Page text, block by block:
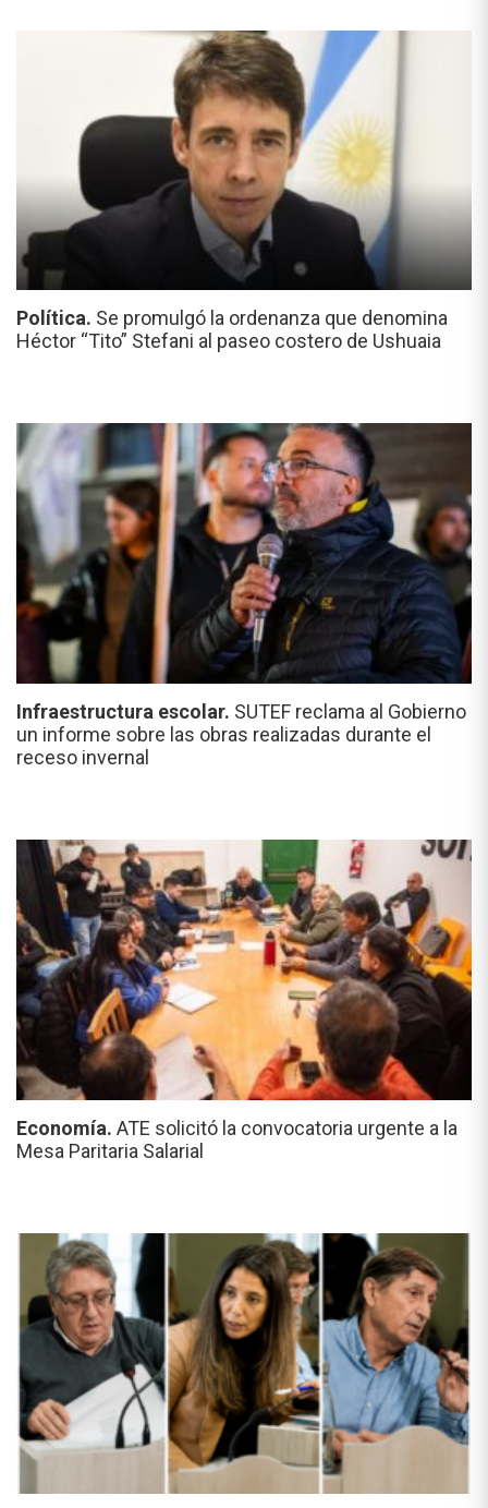
Política. Se promulgó la ordenanza que denomina
Héctor “Tito” Stefani al paseo costero de Ushuaia
Infraestructura escolar. SUTEF reclama al Gobierno
un informe sobre las obras realizadas durante el
receso invernal
Economía. ATE solicitó la convocatoria urgente a la
Mesa Paritaria Salarial